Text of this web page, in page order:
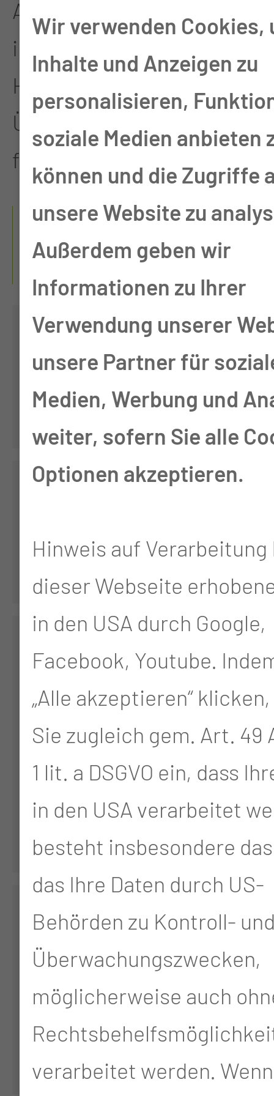
Aufgabenfelder nicht nur
im medizinischen Bereich.
Hier haben Sie den
Überblick über unsere
freien Stellen.
UNSERE
AUSBILDUNGSEINRICHT
UNGEN
Medizinisches
Schulzentrum
Lausitzer
Lausitzer ATA-OTA
Schule
Welzower Strasse 25a,
Cottbus
Tel.: +49 355 46 1968
Fort- und
Tel.:+49 355 46 79114
Per E-Mail kontaktieren
Wir verwenden Cookies,
Inhalte und Anzeigen zu
personalisieren,
soziale Medien anbieten
können und die Zugriffe
unsere Website zu
Außerdem geben wir
Informationen zu Ihrer
Verwendung unserer
unsere Partner für
Medien, Werbung und
weiter, sofern Sie alle
Optionen akzeptieren.
Hinweis auf Verarbeitung
dieser Webseite
in den USA durch Google,
Facebook, Youtube.
„Alle akzeptieren“
Sie zugleich gem. Art. 49
1 lit. a DSGVO ein, dass
in den USA verarbeitet
besteht insbesondere
das Ihre Daten durch US-
Behörden zu Kontroll-
Überwachungszwecken,
möglicherweise auch
verarbeitet werden.